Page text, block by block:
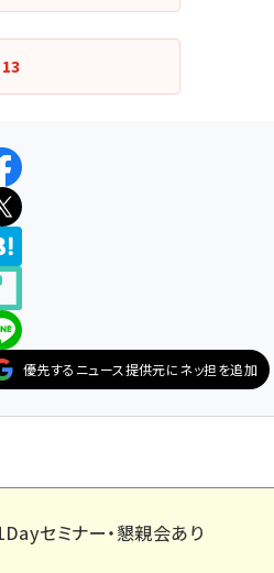
優先するニュース提供元にネッ担を追加
セミナー・懇親会あり